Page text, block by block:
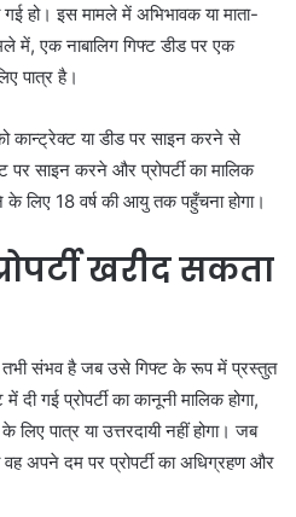
हो। इस मामले में अभिभावक या माता-
में, एक नाबालिग गिफ्ट डीड पर एक
पात्र है।
कान्ट्रेक्ट या डीड पर साइन करने से
पर साइन करने और प्रोपर्टी का मालिक
लिए 18 वर्ष की आयु तक पहुँचना होगा।
खरीद सकता
तभी संभव है जब उसे गिफ्ट के रूप में प्रस्तुत
दी गई प्रोपर्टी का कानूनी मालिक होगा,
पात्र या उत्तरदायी नहीं होगा। जब
वह अपने दम पर प्रोपर्टी का अधिग्रहण और